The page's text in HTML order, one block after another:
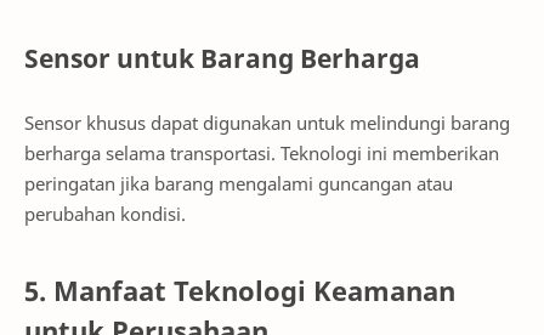
Sensor untuk Barang Berharga
Sensor khusus dapat digunakan untuk melindungi barang
berharga selama transportasi. Teknologi ini memberikan
peringatan jika barang mengalami guncangan atau
perubahan kondisi.
5. Manfaat Teknologi Keamanan